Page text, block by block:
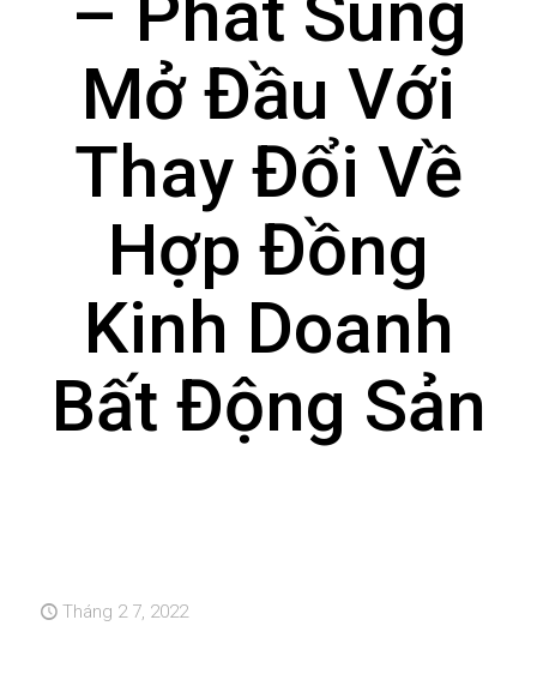
Mở Đầu Với
Thay Đổi Về
Hợp Đồng
Kinh Doanh
Bất Động Sản
Tháng 2 7, 2022